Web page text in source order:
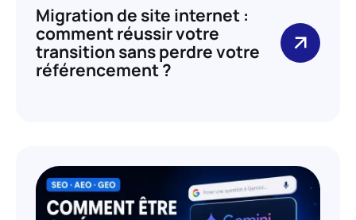
Migration de site internet :
comment réussir votre
transition sans perdre votre
référencement ?